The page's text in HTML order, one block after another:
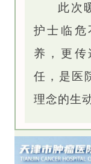
此次
护士临危
养，更
任，是医
理念的生